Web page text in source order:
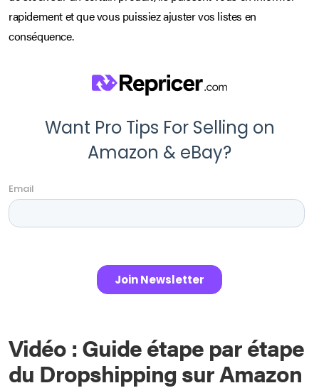
rapidement et que vous puissiez ajuster vos listes en
conséquence.
Vidéo : Guide étape par étape
du Dropshipping sur Amazon